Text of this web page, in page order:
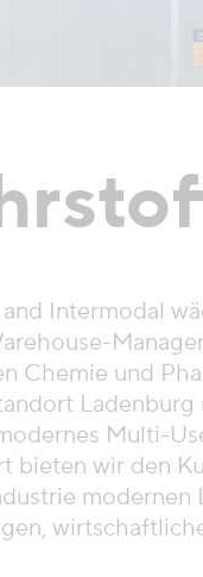
Intermodal
Chemie und
Multi-
bieten wir den